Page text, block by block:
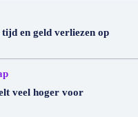
en geld verliezen op
veel hoger voor